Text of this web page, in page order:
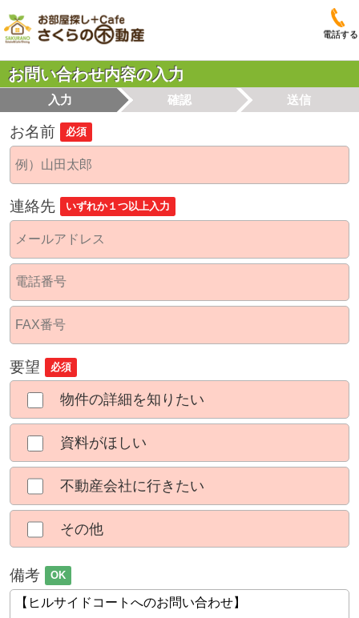
電話する
お問い合わせ内容の入力
入力 確認 送信
お名前 必須
連絡先 いずれか１つ以上入力
要望 必須
物件の詳細を知りたい
資料がほしい
不動産会社に行きたい
その他
備考 OK